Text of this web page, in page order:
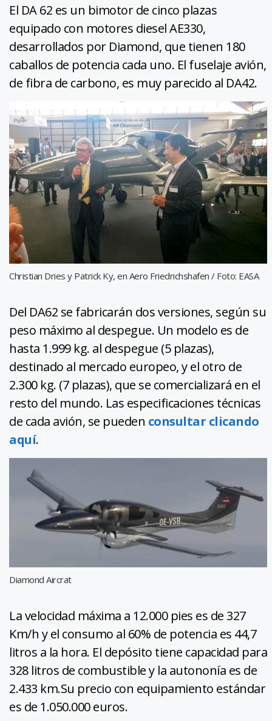
El DA 62 es un bimotor de cinco plazas
equipado con motores diesel AE330,
desarrollados por Diamond, que tienen 180
caballos de potencia cada uno. El fuselaje avión,
de fibra de carbono, es muy parecido al DA42.
Christian Dries y Patrick Ky, en Aero Friedrichshafen / Foto: EASA
Del DA62 se fabricarán dos versiones, según su
peso máximo al despegue. Un modelo es de
hasta 1.999 kg. al despegue (5 plazas),
destinado al mercado europeo, y el otro de
2.300 kg. (7 plazas), que se comercializará en el
resto del mundo. Las especificaciones técnicas
de cada avión, se pueden consultar clicando
aquí.
Diamond Aircrat
La velocidad máxima a 12.000 pies es de 327
Km/h y el consumo al 60% de potencia es 44,7
litros a la hora. El depósito tiene capacidad para
328 litros de combustible y la autononía es de
2.433 km.Su precio con equipamiento estándar
es de 1.050.000 euros.